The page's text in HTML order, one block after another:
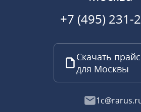
+7 (495) 231-
Скачать
для Москвы